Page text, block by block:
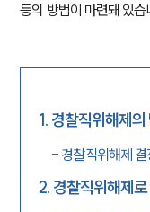
등의 방법이 마련돼 있습
1. 경찰직위해제의
- 경찰직위해제
2. 경찰직위해제